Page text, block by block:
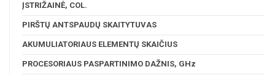
ĮSTRIŽAINĖ, COL.
PIRŠTŲ ANTSPAUDŲ SKAITYTUVAS
AKUMULIATORIAUS ELEMENTŲ SKAIČIUS
PROCESORIAUS PASPARTINIMO DAŽNIS, GHz